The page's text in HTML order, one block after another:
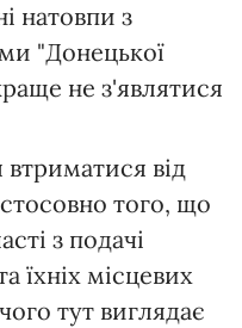
натовпи з
"Донецької
не з'являтися
від
того, що
з подачі
їхніх місцевих
тут виглядає